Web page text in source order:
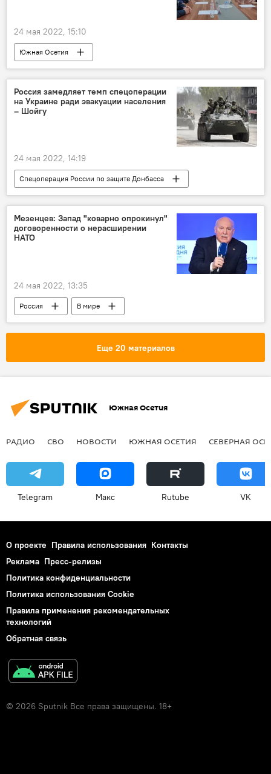
24 мая 2022, 15:10
Южная Осетия
Правительство Южной Осетии
Новости
Россия замедляет темп спецоперации
на Украине ради эвакуации населения
– Шойгу
24 мая 2022, 14:19
Спецоперация России по защите Донбасса
Украина
Россия СВО
Мезенцев: Запад "коварно опрокинул"
договоренности о нерасширении
НАТО
24 мая 2022, 13:35
Россия В мире
Еще 20 материалов
Южная Осетия
РАДИО СВО НОВОСТИ ЮЖНАЯ ОСЕТИЯ СЕВЕРНАЯ
Telegram Макс Rutube VK
О проекте Правила использования Контакты
Реклама Пресс-релизы
Политика конфиденциальности
Политика использования Cookie
Правила применения рекомендательных
технологий
Обратная связь
© 2026 Sputnik Все права защищены. 18+